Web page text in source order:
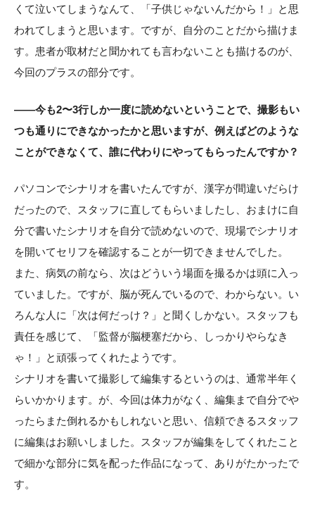
くて泣いてしまうなんて、「子供じゃないんだから！」と思
われてしまうと思います。ですが、自分のことだから描けま
す。患者が取材だと聞かれても言わないことも描けるのが、
今回のプラスの部分です。
——今も2〜3行しか一度に読めないということで、撮影もい
つも通りにできなかったかと思いますが、例えばどのような
ことができなくて、誰に代わりにやってもらったんですか？
パソコンでシナリオを書いたんですが、漢字が間違いだらけ
だったので、スタッフに直してもらいましたし、おまけに自
分で書いたシナリオを自分で読めないので、現場でシナリオ
を開いてセリフを確認することが一切できませんでした。
また、病気の前なら、次はどういう場面を撮るかは頭に入っ
ていました。ですが、脳が死んでいるので、わからない。い
ろんな人に「次は何だっけ？」と聞くしかない。スタッフも
責任を感じて、「監督が脳梗塞だから、しっかりやらなき
ゃ！」と頑張ってくれたようです。
シナリオを書いて撮影して編集するというのは、通常半年く
らいかかります。が、今回は体力がなく、編集まで自分でや
ったらまた倒れるかもしれないと思い、信頼できるスタッフ
に編集はお願いしました。スタッフが編集をしてくれたこと
で細かな部分に気を配った作品になって、ありがたかったで
す。